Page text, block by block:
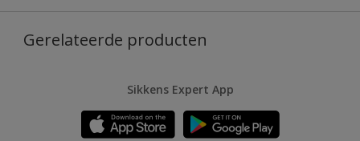
Gerelateerde producten
Sikkens Expert App